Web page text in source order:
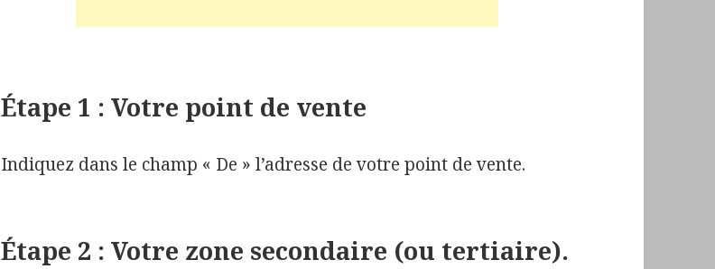
Étape 1 : Votre point de vente
Indiquez dans le champ « De » l’adresse de votre point de vente.
Étape 2 : Votre zone secondaire (ou tertiaire).